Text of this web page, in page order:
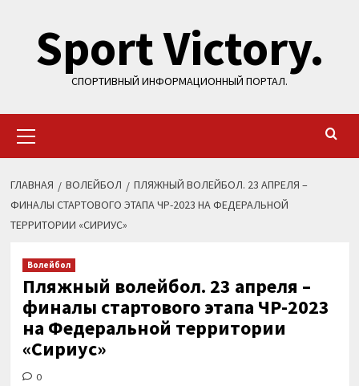
содержимому
Sport Victory.
СПОРТИВНЫЙ ИНФОРМАЦИОННЫЙ ПОРТАЛ.
меню
ГЛАВНАЯ ВОЛЕЙБОЛ
ПЛЯЖНЫЙ ВОЛЕЙБОЛ. 23 АПРЕЛЯ –
ФИНАЛЫ СТАРТОВОГО ЭТАПА ЧР-2023 НА ФЕДЕРАЛЬНОЙ
ТЕРРИТОРИИ «СИРИУС»
Волейбол
Пляжный волейбол. 23 апреля –
финалы стартового этапа ЧР-2023
на Федеральной территории
«Сириус»
0